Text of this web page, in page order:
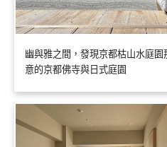
幽與雅之間，發現京都枯山水庭
意的京都佛寺與日式庭園